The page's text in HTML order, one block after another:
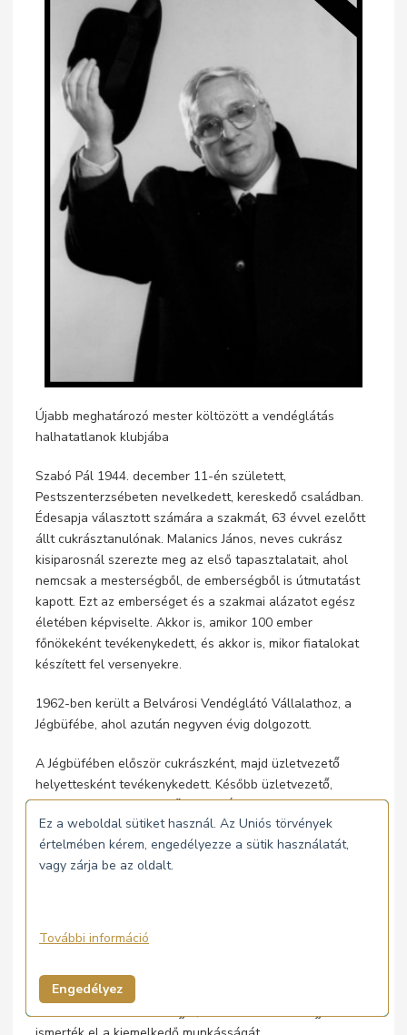
Újabb meghatározó mester költözött a vendéglátás
halhatatlanok klubjába
Szabó Pál 1944. december 11-én született,
Pestszenterzsébeten nevelkedett, kereskedő családban.
Édesapja választott számára a szakmát, 63 évvel ezelőtt
állt cukrásztanulónak. Malanics János, neves cukrász
kisiparosnál szerezte meg az első tapasztalatait, ahol
nemcsak a mesterségből, de emberségből is útmutatást
kapott. Ezt az emberséget és a szakmai alázatot egész
életében képviselte. Akkor is, amikor 100 ember
főnökeként tevékenykedett, és akkor is, mikor fiatalokat
készített fel versenyekre.
1962-ben került a Belvárosi Vendéglátó Vállalathoz, a
Jégbüfébe, ahol azután negyven évig dolgozott.
A Jégbüfében először cukrászként, majd üzletvezető̋
helyettesként tevékenykedett. Később üzletvezető̋,
üzletigazgató, ügyvezető̋ igazgató́ volt, majd nyugdíjba
vonulásáig szaktanácsadóként és igazgatósági tagként
végezte munkáját.
Mátyás pincében dolgozott. 1980-ban Mestercukrász
címet, 1993-ban Venesz József díjat kapott. A
Lovagrend főkancellárja, a Gasztronómia Nagykövete.
2007-ben Pro Turismo-díjjal, 2009-ben Életmű díjjal
Ez a weboldal sütiket használ. Az Uniós törvények
értelmében kérem, engedélyezze a sütik használatát,
vagy zárja be az oldalt.
További információ
Engedélyez